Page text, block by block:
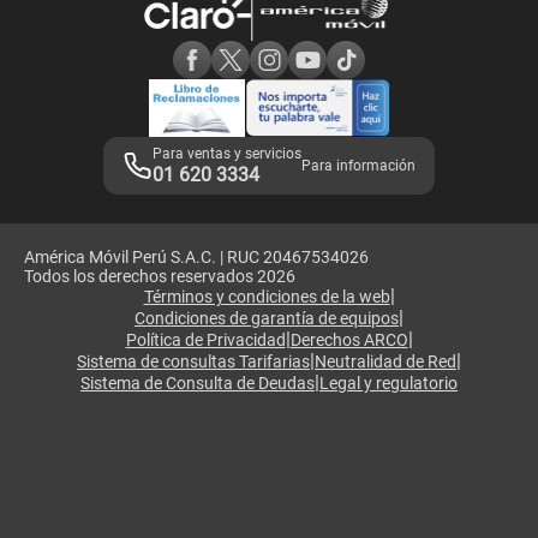
Adquirientes iPhone 6, 6S y SE
Mensaje de Seguridad
Términos y Condiciones de Tienda Claro
Libro de Reclamaciones
Legales de marketplace
Para ventas y servicios
01 620 3334 Para información
América Móvil Perú S.A.C. | RUC 20467534026
Todos los derechos reservados 2026
Términos y condiciones de la web|
Condiciones de garantía de equipos|
Política de Privacidad|Derechos ARCO|
Sistema de consultas Tarifarias|Neutralidad de Red|
Sistema de Consulta de Deudas|Legal y regulatorio